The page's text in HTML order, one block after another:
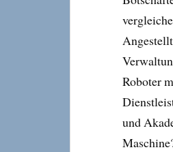
Roboter
und